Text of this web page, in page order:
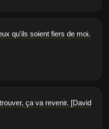
qu'ils soient fiers de moi.
ça va revenir. [David